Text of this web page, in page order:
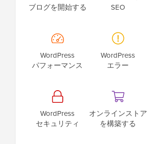
ブログを開始する
SEO
WordPress
パフォーマンス
WordPress
エラー
WordPress
セキュリティ
オンラインストア
を構築する